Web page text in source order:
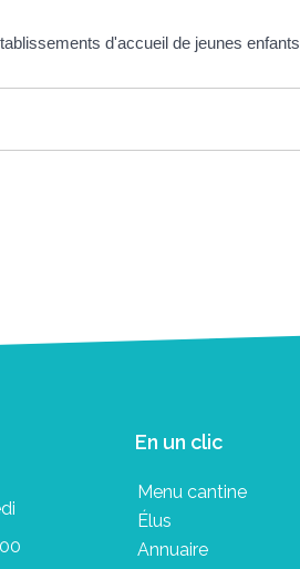
d'accueil de jeunes enfants
En un clic
Menu cantine
Élus
Annuaire